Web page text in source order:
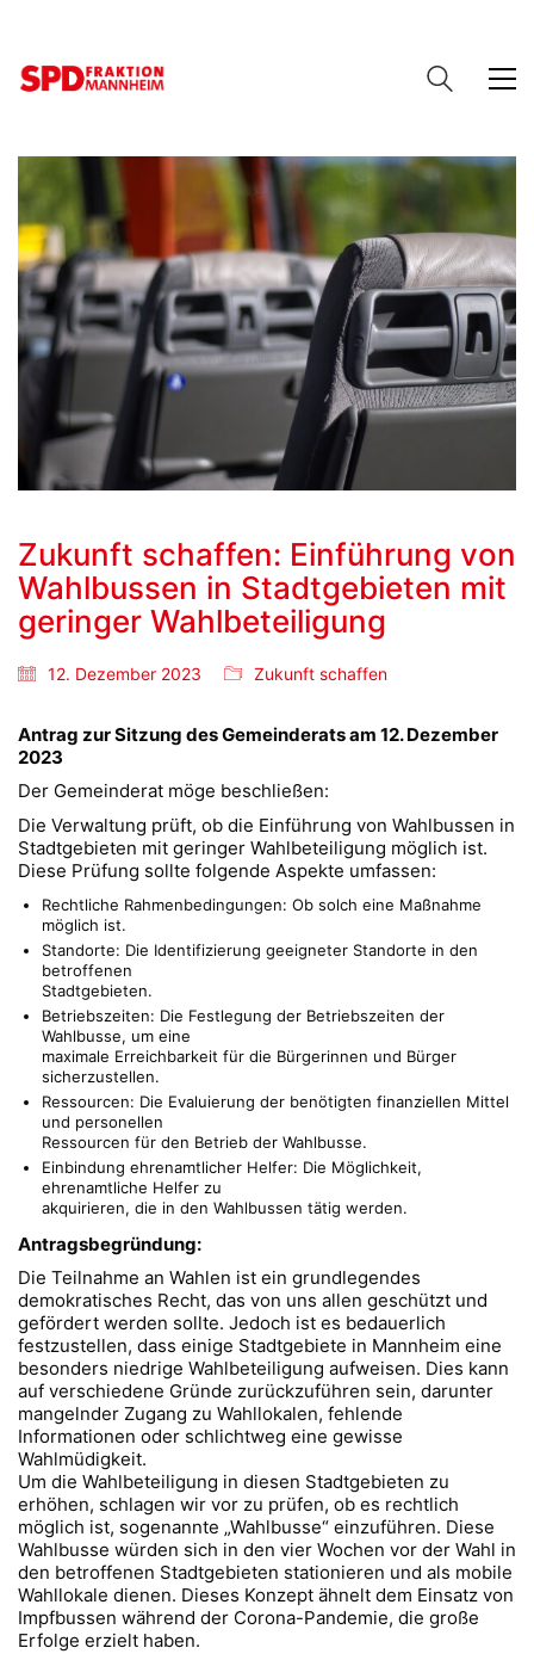
Zukunft schaffen: Einführung von
Wahlbussen in Stadtgebieten mit
geringer Wahlbeteiligung
12. Dezember 2023 Zukunft schaffen
Antrag zur Sitzung des Gemeinderats am 12. Dezember
2023
Der Gemeinderat möge beschließen:
Die Verwaltung prüft, ob die Einführung von Wahlbussen in
Stadtgebieten mit geringer Wahlbeteiligung möglich ist.
Diese Prüfung sollte folgende Aspekte umfassen:
Rechtliche Rahmenbedingungen: Ob solch eine Maßnahme
möglich ist.
Standorte: Die Identifizierung geeigneter Standorte in den
betroffenen
Stadtgebieten.
Betriebszeiten: Die Festlegung der Betriebszeiten der
Wahlbusse, um eine
maximale Erreichbarkeit für die Bürgerinnen und Bürger
sicherzustellen.
Ressourcen: Die Evaluierung der benötigten finanziellen Mittel
und personellen
Ressourcen für den Betrieb der Wahlbusse.
Einbindung ehrenamtlicher Helfer: Die Möglichkeit,
ehrenamtliche Helfer zu
akquirieren, die in den Wahlbussen tätig werden.
Antragsbegründung:
Die Teilnahme an Wahlen ist ein grundlegendes
demokratisches Recht, das von uns allen geschützt und
gefördert werden sollte. Jedoch ist es bedauerlich
festzustellen, dass einige Stadtgebiete in Mannheim eine
besonders niedrige Wahlbeteiligung aufweisen. Dies kann
auf verschiedene Gründe zurückzuführen sein, darunter
mangelnder Zugang zu Wahllokalen, fehlende
Informationen oder schlichtweg eine gewisse
Wahlmüdigkeit.
Um die Wahlbeteiligung in diesen Stadtgebieten zu
erhöhen, schlagen wir vor zu prüfen, ob es rechtlich
möglich ist, sogenannte „Wahlbusse“ einzuführen. Diese
Wahlbusse würden sich in den vier Wochen vor der Wahl in
den betroffenen Stadtgebieten stationieren und als mobile
Wahllokale dienen. Dieses Konzept ähnelt dem Einsatz von
Impfbussen während der Corona-Pandemie, die große
Erfolge erzielt haben.